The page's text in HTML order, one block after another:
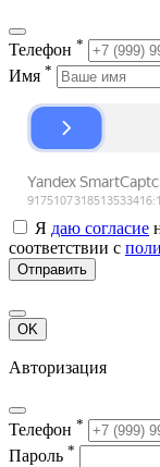
Телефон *
Имя *
Я даю согласие
соответствии с
Отправить
OK
Авторизация
Телефон *
Пароль *